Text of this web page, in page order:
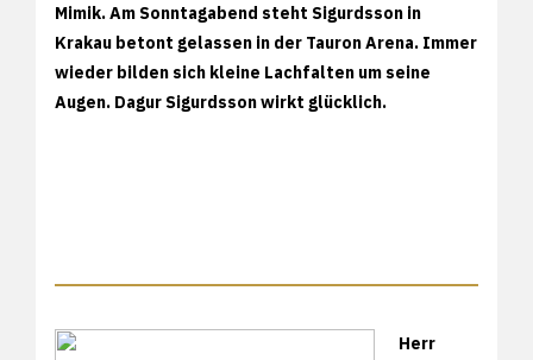
Mimik. Am Sonntagabend steht Sigurdsson in
Krakau betont gelassen in der Tauron Arena. Immer
wieder bilden sich kleine Lachfalten um seine
Augen. Dagur Sigurdsson wirkt glücklich.
Herr